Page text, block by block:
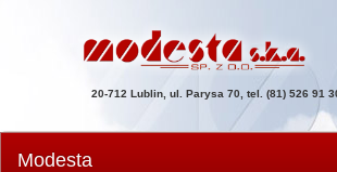
20-712 Lublin, ul. Parysa 70, tel. (81) 526 91
Modesta